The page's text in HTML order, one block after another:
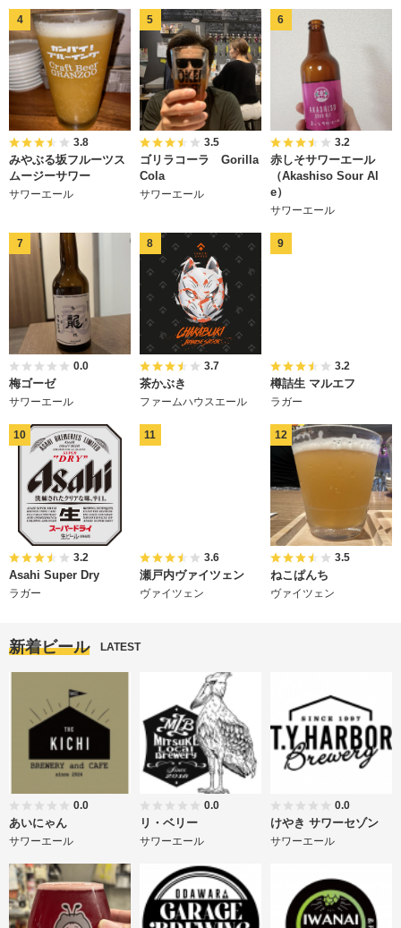
3.8
みやぶる坂フルーツス
ムージーサワー
サワーエール
3.5
ゴリラコーラ Gorilla
Cola
サワーエール
3.2
赤しそサワーエール
（Akashiso Sour Al
e）
サワーエール
0.0
梅ゴーゼ
サワーエール
3.7
茶かぶき
ファームハウスエール
3.2
樽詰生 マルエフ
ラガー
3.2
Asahi Super Dry
ラガー
3.6
瀬戸内ヴァイツェン
ヴァイツェン
3.5
ねこぱんち
ヴァイツェン
新着ビール LATEST
0.0
あいにゃん
サワーエール
0.0
リ・ベリー
サワーエール
0.0
けやき サワーセゾン
サワーエール